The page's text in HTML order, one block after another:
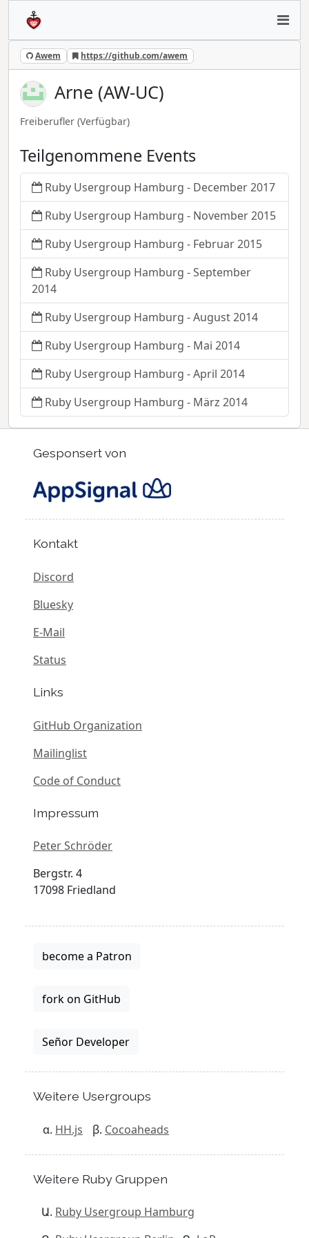
Awem https://github.com/awem
Arne (AW-UC)
Freiberufler (Verfügbar)
Teilgenommene Events
Ruby Usergroup Hamburg - December 2017
Ruby Usergroup Hamburg - November 2015
Ruby Usergroup Hamburg - Februar 2015
Ruby Usergroup Hamburg - September
2014
Ruby Usergroup Hamburg - August 2014
Ruby Usergroup Hamburg - Mai 2014
Ruby Usergroup Hamburg - April 2014
Ruby Usergroup Hamburg - März 2014
Gesponsert von
Kontakt
Discord
Bluesky
E-Mail
Status
Links
GitHub Organization
Mailinglist
Code of Conduct
Impressum
Peter Schröder
Bergstr. 4
17098 Friedland
become a Patron
fork on GitHub
Señor Developer
Weitere Usergroups
HH.js Cocoaheads
Weitere Ruby Gruppen
Ruby Usergroup Hamburg